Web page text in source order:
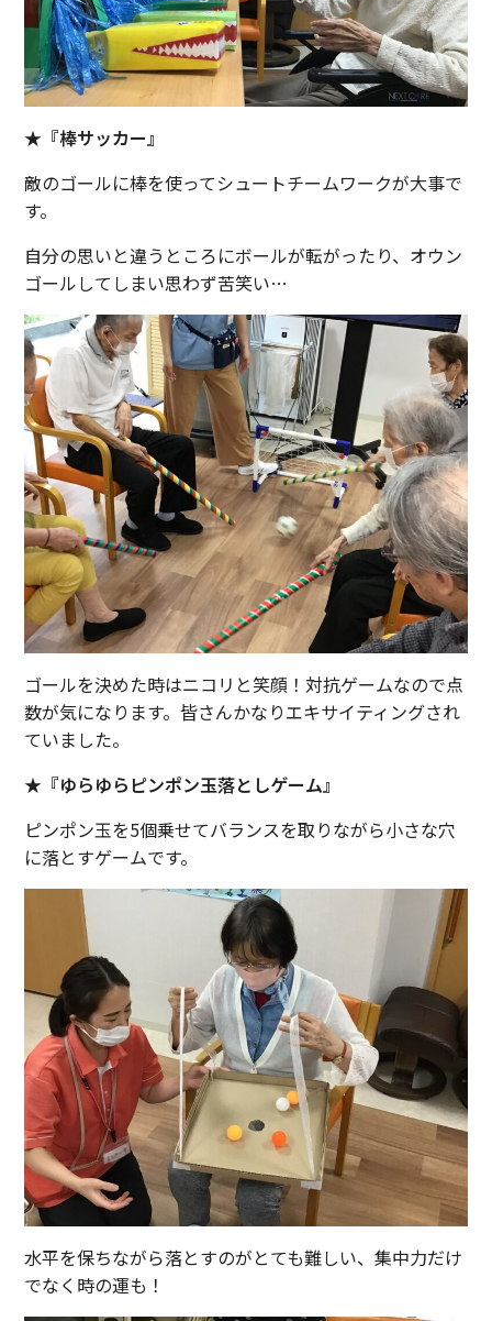
★『棒サッカー』
敵のゴールに棒を使ってシュートチームワークが大事で
す。
自分の思いと違うところにボールが転がったり、オウン
ゴールしてしまい思わず苦笑い…
ゴールを決めた時はニコリと笑顔！対抗ゲームなので点
数が気になります。皆さんかなりエキサイティングされ
ていました。
★『ゆらゆらピンポン玉落としゲーム』
ピンポン玉を5個乗せてバランスを取りながら小さな穴
に落とすゲームです。
水平を保ちながら落とすのがとても難しい、集中力だけ
でなく時の運も！